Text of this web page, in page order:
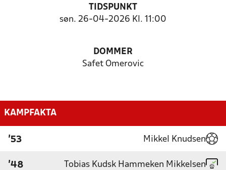
TIDSPUNKT
søn. 26-04-2026 Kl. 11:00
DOMMER
Safet Omerovic
KAMPFAKTA
'53 Mikkel Knudsen
'48 Tobias Kudsk Hammeken Mikkelsen